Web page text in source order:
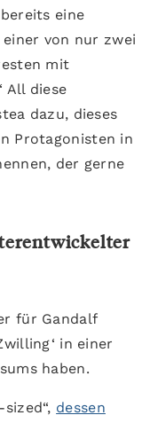
eine
von nur zwei
mit
All diese
dazu, dieses
Protagonisten in
der gerne
für Gandalf
in einer
haben.
dessen